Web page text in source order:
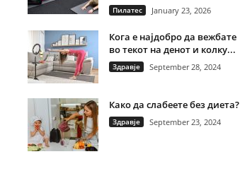
Пилатес January 23, 2026
Кога е најдобро да вежбате
во текот на денот и колку...
Здравје September 28, 2024
Како да слабеете без диета?
Здравје September 23, 2024